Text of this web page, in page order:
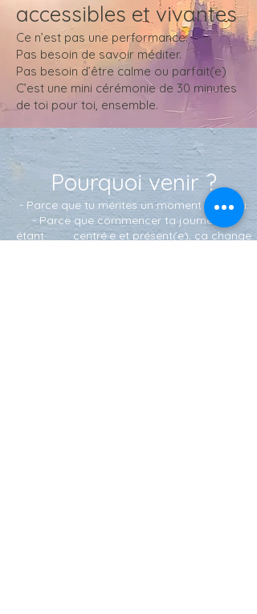
accessibles et vivantes
Ce n’est pas une performance.
Pas besoin de savoir méditer.
Pas besoin d’être calme ou parfait(e)
C’est une mini cérémonie de 30 minutes
de toi pour toi, ensemble.
Pourquoi venir ?
- Parce que tu mérites un moment pour toi.
- Parce que commencer ta journée en
étant centré.e et présent(e), ça change